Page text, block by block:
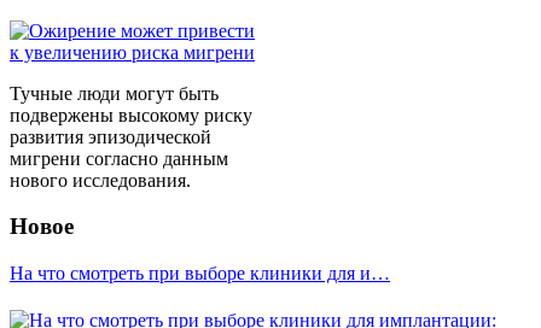
Тучные люди могут быть
подвержены высокому риску
развития эпизодической
мигрени согласно данным
нового исследования.
Новое
На что смотреть при выборе клиники для и…